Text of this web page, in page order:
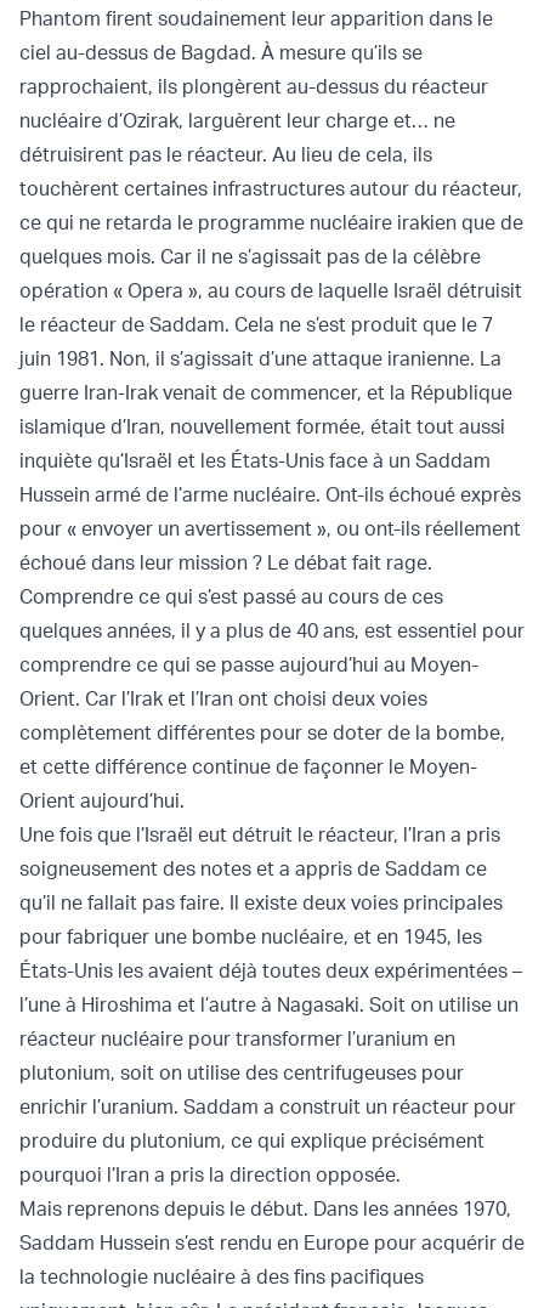
Phantom firent soudainement leur apparition dans le
ciel au-dessus de Bagdad. À mesure qu’ils se
rapprochaient, ils plongèrent au-dessus du réacteur
nucléaire d’Ozirak, larguèrent leur charge et… ne
détruisirent pas le réacteur. Au lieu de cela, ils
touchèrent certaines infrastructures autour du réacteur,
ce qui ne retarda le programme nucléaire irakien que de
quelques mois. Car il ne s’agissait pas de la célèbre
opération « Opera », au cours de laquelle Israël détruisit
le réacteur de Saddam. Cela ne s’est produit que le 7
juin 1981. Non, il s’agissait d’une attaque iranienne. La
guerre Iran-Irak venait de commencer, et la République
islamique d’Iran, nouvellement formée, était tout aussi
inquiète qu’Israël et les États-Unis face à un Saddam
Hussein armé de l’arme nucléaire. Ont-ils échoué exprès
pour « envoyer un avertissement », ou ont-ils réellement
échoué dans leur mission ? Le débat fait rage.
Comprendre ce qui s’est passé au cours de ces
quelques années, il y a plus de 40 ans, est essentiel pour
comprendre ce qui se passe aujourd’hui au Moyen-
Orient. Car l’Irak et l’Iran ont choisi deux voies
complètement différentes pour se doter de la bombe,
et cette différence continue de façonner le Moyen-
Orient aujourd’hui.
Une fois que l’Israël eut détruit le réacteur, l’Iran a pris
soigneusement des notes et a appris de Saddam ce
qu’il ne fallait pas faire. Il existe deux voies principales
pour fabriquer une bombe nucléaire, et en 1945, les
États-Unis les avaient déjà toutes deux expérimentées –
l’une à Hiroshima et l’autre à Nagasaki. Soit on utilise un
réacteur nucléaire pour transformer l’uranium en
plutonium, soit on utilise des centrifugeuses pour
enrichir l’uranium. Saddam a construit un réacteur pour
produire du plutonium, ce qui explique précisément
pourquoi l’Iran a pris la direction opposée.
Mais reprenons depuis le début. Dans les années 1970,
Saddam Hussein s’est rendu en Europe pour acquérir de
la technologie nucléaire à des fins pacifiques